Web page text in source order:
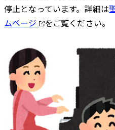
停止となっています。詳細は
ムページ
をご覧ください。